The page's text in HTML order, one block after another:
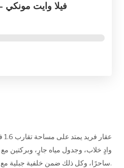
فيلا وايت
وادٍ خلاب، وجدول مياه جارٍ، وبركتين
ساحرًا، وكل ذلك ضمن خلفية جبلية مع إطلالات على البحر في المقدمة.